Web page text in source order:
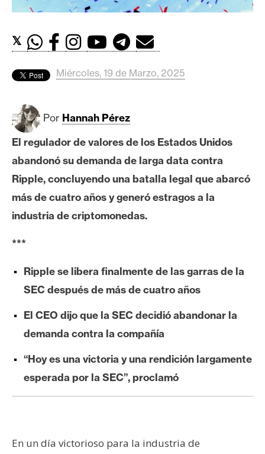
d
o
s
i
t
o
i
n
h
r
e
m
I
A
A
𝕏
Miércoles, 19 de Marzo, 2025
Por Hannah Pérez
El regulador de valores de los Estados Unidos
abandonó su demanda de larga data contra
Ripple, concluyendo una batalla legal que abarcó
más de cuatro años y generó estragos a la
industria de criptomonedas.
***
Ripple se libera finalmente de las garras de la
SEC después de más de cuatro años
El CEO dijo que la SEC decidió abandonar la
demanda contra la compañía
“Hoy es una victoria y una rendición largamente
esperada por la SEC”, proclamó
En un día victorioso para la industria de